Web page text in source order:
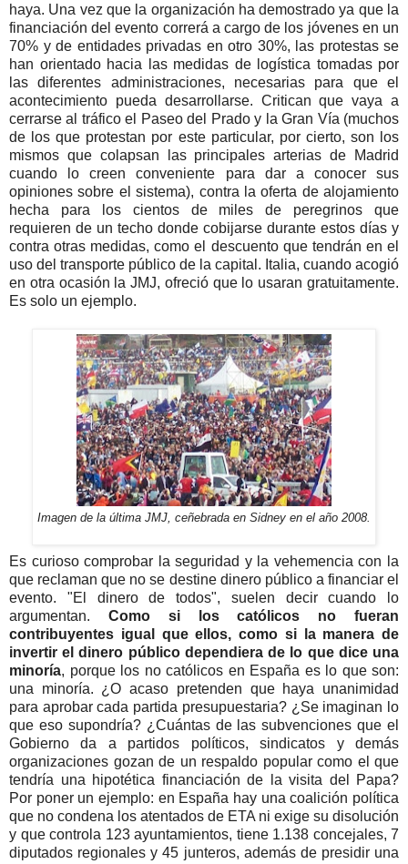
haya. Una vez que la organización ha demostrado ya que la
financiación del evento correrá a cargo de los jóvenes en un
70% y de entidades privadas en otro 30%, las protestas se
han orientado hacia las medidas de logística tomadas por
las diferentes administraciones, necesarias para que el
acontecimiento pueda desarrollarse. Critican que vaya a
cerrarse al tráfico el Paseo del Prado y la Gran Vía (muchos
de los que protestan por este particular, por cierto, son los
mismos que colapsan las principales arterias de Madrid
cuando lo creen conveniente para dar a conocer sus
opiniones sobre el sistema), contra la oferta de alojamiento
hecha para los cientos de miles de peregrinos que
requieren de un techo donde cobijarse durante estos días y
contra otras medidas, como el descuento que tendrán en el
uso del transporte público de la capital. Italia, cuando acogió
en otra ocasión la JMJ, ofreció que lo usaran gratuitamente.
Es solo un ejemplo.
Imagen de la última JMJ, ceñebrada en Sidney en el año 2008.
Es curioso comprobar la seguridad y la vehemencia con la
que reclaman que no se destine dinero público a financiar el
evento. "El dinero de todos", suelen decir cuando lo
argumentan. Como si los católicos no fueran
contribuyentes igual que ellos, como si la manera de
invertir el dinero público dependiera de lo que dice una
minoría, porque los no católicos en España es lo que son:
una minoría. ¿O acaso pretenden que haya unanimidad
para aprobar cada partida presupuestaria? ¿Se imaginan lo
que eso supondría? ¿Cuántas de las subvenciones que el
Gobierno da a partidos políticos, sindicatos y demás
organizaciones gozan de un respaldo popular como el que
tendría una hipotética financiación de la visita del Papa?
Por poner un ejemplo: en España hay una coalición política
que no condena los atentados de ETA ni exige su disolución
y que controla 123 ayuntamientos, tiene 1.138 concejales, 7
diputados regionales y 45 junteros, además de presidir una